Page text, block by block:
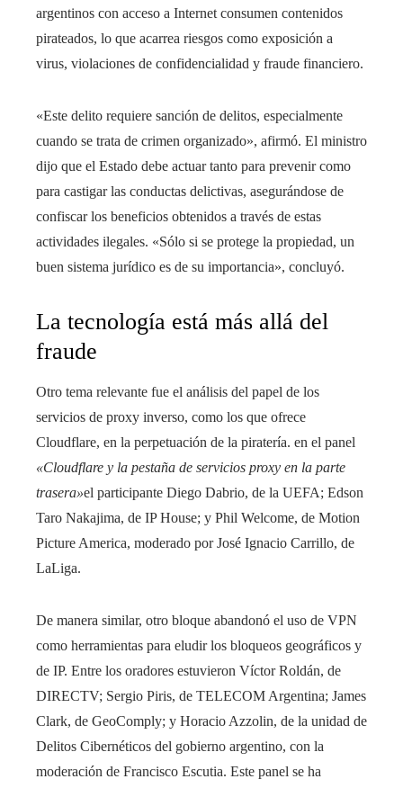
argentinos con acceso a Internet consumen contenidos
pirateados, lo que acarrea riesgos como exposición a
virus, violaciones de confidencialidad y fraude financiero.
«Este delito requiere sanción de delitos, especialmente
cuando se trata de crimen organizado», afirmó. El ministro
dijo que el Estado debe actuar tanto para prevenir como
para castigar las conductas delictivas, asegurándose de
confiscar los beneficios obtenidos a través de estas
actividades ilegales. «Sólo si se protege la propiedad, un
buen sistema jurídico es de su importancia», concluyó.
La tecnología está más allá del
fraude
Otro tema relevante fue el análisis del papel de los
servicios de proxy inverso, como los que ofrece
Cloudflare, en la perpetuación de la piratería. en el panel
«Cloudflare y la pestaña de servicios proxy en la parte
trasera»el participante Diego Dabrio, de la UEFA; Edson
Taro Nakajima, de IP House; y Phil Welcome, de Motion
Picture America, moderado por José Ignacio Carrillo, de
LaLiga.
De manera similar, otro bloque abandonó el uso de VPN
como herramientas para eludir los bloqueos geográficos y
de IP. Entre los oradores estuvieron Víctor Roldán, de
DIRECTV; Sergio Piris, de TELECOM Argentina; James
Clark, de GeoComply; y Horacio Azzolin, de la unidad de
Delitos Cibernéticos del gobierno argentino, con la
moderación de Francisco Escutia. Este panel se ha